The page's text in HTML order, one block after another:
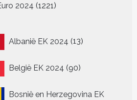
2024 1221
producten
Albanië EK 2024 1313
België EK 2024 9090
Bosnië en Herzegovina EK